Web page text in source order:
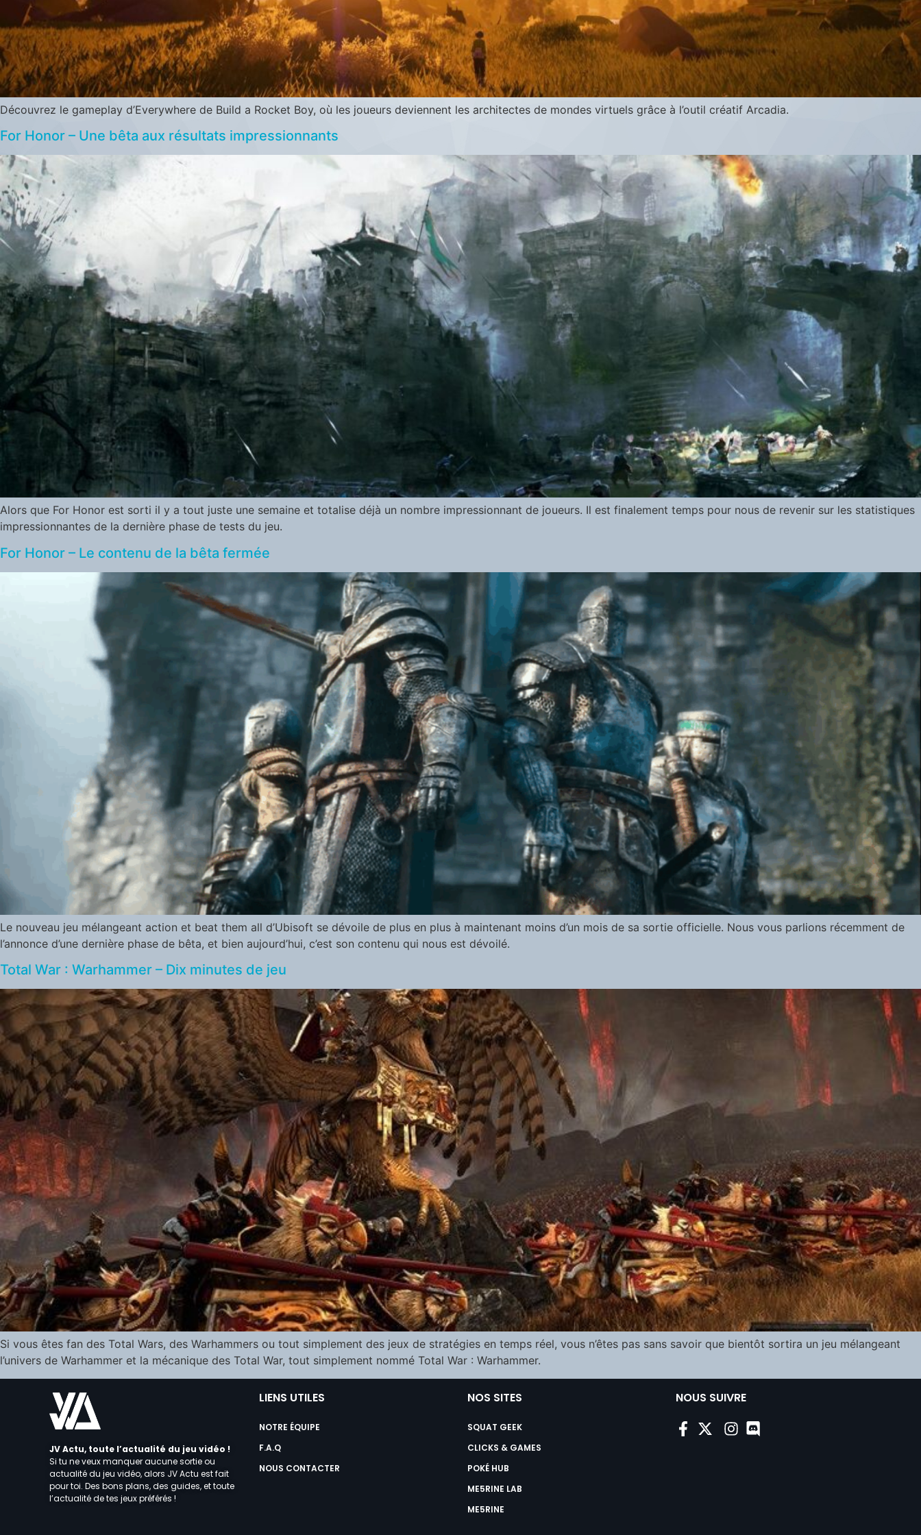
Découvrez le gameplay d’Everywhere de Build a Rocket Boy, où les joueurs deviennent les architectes de mondes virtuels grâce à l’outil créatif Arcadia.
For Honor – Une bêta aux résultats impressionnants
Alors que For Honor est sorti il y a tout juste une semaine et totalise déjà un nombre impressionnant de joueurs. Il est finalement temps pour nous de revenir sur les statistiques
impressionnantes de la dernière phase de tests du jeu.
For Honor – Le contenu de la bêta fermée
Le nouveau jeu mélangeant action et beat them all d’Ubisoft se dévoile de plus en plus à maintenant moins d’un mois de sa sortie officielle. Nous vous parlions récemment de
l’annonce d’une dernière phase de bêta, et bien aujourd’hui, c’est son contenu qui nous est dévoilé.
Total War : Warhammer – Dix minutes de jeu
Si vous êtes fan des Total Wars, des Warhammers ou tout simplement des jeux de stratégies en temps réel, vous n’êtes pas sans savoir que bientôt sortira un jeu mélangeant
l’univers de Warhammer et la mécanique des Total War, tout simplement nommé Total War : Warhammer.
JV Actu, toute l’actualité du jeu vidéo !
Si tu ne veux manquer aucune sortie ou
actualité du jeu vidéo, alors JV Actu est fait
pour toi. Des bons plans, des guides, et toute
l’actualité de tes jeux préférés !
LIENS UTILES
NOTRE ÉQUIPE
F.A.Q
NOUS CONTACTER
NOS SITES
SQUAT GEEK
CLICKS & GAMES
POKÉ HUB
ME5RINE LAB
ME5RINE
NOUS SUIVRE